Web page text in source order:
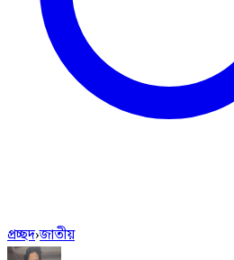
প্রচ্ছদ›জাতীয়